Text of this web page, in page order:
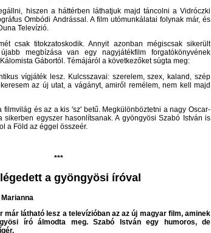
hiszen a háttérben láthatjuk majd táncolni a Vidróczki
Ombódi Andrással. A film utómunkálatai folynak már, és
Televízió.
csak titokzatoskodik. Annyit azonban mégiscsak sikerült
megbízása van egy nagyjátékfilm forgatókönyvének
Gábortól. Témájáról a következőket súgta meg:
vígjáték lesz. Kulcsszavai: szerelem, szex, kaland, szép
az új utat, a vágányt, amiről remélem, nem kell majd
filmvilág és az a kis 'sz' betű. Megkülönböztetni a nagy Oscar-
egyszer hasonlítsanak. A gyöngyösi Szabó István is
a Föld az éggel összeér.
***
a gyöngyösi íróval
már látható lesz a televízióban az az új magyar film, aminek
író álmodta meg. Szabó István egy humoros, de